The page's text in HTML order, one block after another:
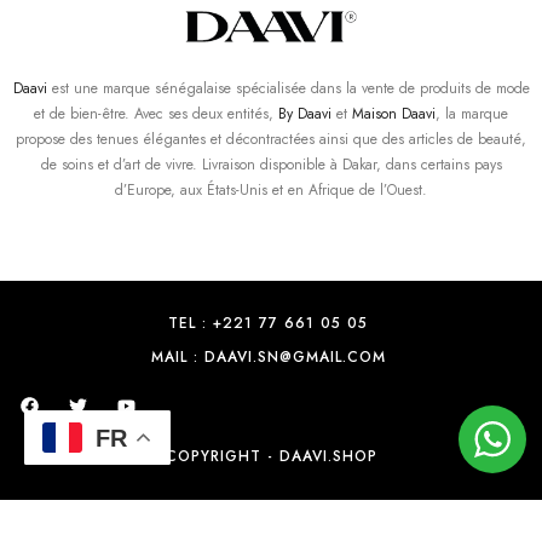
Daavi est une marque sénégalaise spécialisée dans la vente de produits de mode
et de bien-être. Avec ses deux entités, By Daavi et Maison Daavi, la marque
propose des tenues élégantes et décontractées ainsi que des articles de beauté,
de soins et d’art de vivre. Livraison disponible à Dakar, dans certains pays
d’Europe, aux États-Unis et en Afrique de l’Ouest.
TEL : +221 77 661 05 05
MAIL : DAAVI.SN@GMAIL.COM
COPYRIGHT - DAAVI.SHOP
FR